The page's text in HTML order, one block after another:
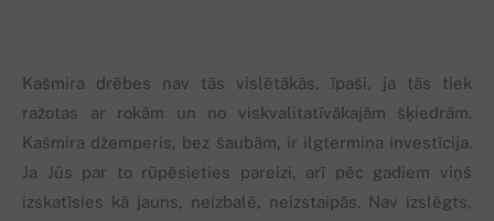
Kašmira drēbes nav tās vislētākās, īpaši, ja tās tiek
ražotas ar rokām un no viskvalitatīvākajām šķiedrām.
Kašmira džemperis, bez šaubām, ir ilgtermiņa investīcija.
Ja Jūs par to rūpēsieties pareizi, arī pēc gadiem viņš
izskatīsies kā jauns, neizbalē, neizstaipās. Nav izslēgts,